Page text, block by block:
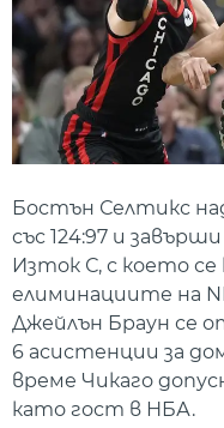
Бостън Селтикс
със 124:97 и
Изток С, с което се
елиминациите на
Джейлън Браун се
6 асистенции за
време Чикаго
като гост в НБА.